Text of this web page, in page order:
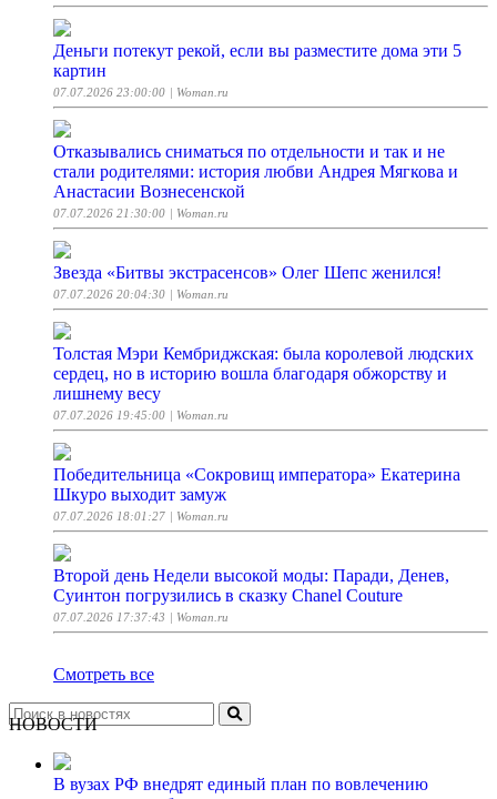
Деньги потекут рекой, если вы разместите дома эти 5
картин
07.07.2026 23:00:00 | Woman.ru
Отказывались сниматься по отдельности и так и не
стали родителями: история любви Андрея Мягкова и
Анастасии Вознесенской
07.07.2026 21:30:00 | Woman.ru
Звезда «Битвы экстрасенсов» Олег Шепс женился!
07.07.2026 20:04:30 | Woman.ru
Толстая Мэри Кембриджская: была королевой людских
сердец, но в историю вошла благодаря обжорству и
лишнему весу
07.07.2026 19:45:00 | Woman.ru
Победительница «Сокровищ императора» Екатерина
Шкуро выходит замуж
07.07.2026 18:01:27 | Woman.ru
Второй день Недели высокой моды: Паради, Денев,
Суинтон погрузились в сказку Chanel Couture
07.07.2026 17:37:43 | Woman.ru
Смотреть все
НОВОСТИ
В вузах РФ внедрят единый план по вовлечению